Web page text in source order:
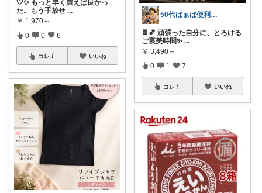
🤍✨ もっと早く買えば良かっ
た。もう手放せ ...
￥ 1,970～
0 0 6
コレ いいね
50代ばぁば便利ROOM
🍫💕 頑張った自分に、とろける
ご褒美時間✨ ...
￥ 3,490～
0 1 7
コレ いいね